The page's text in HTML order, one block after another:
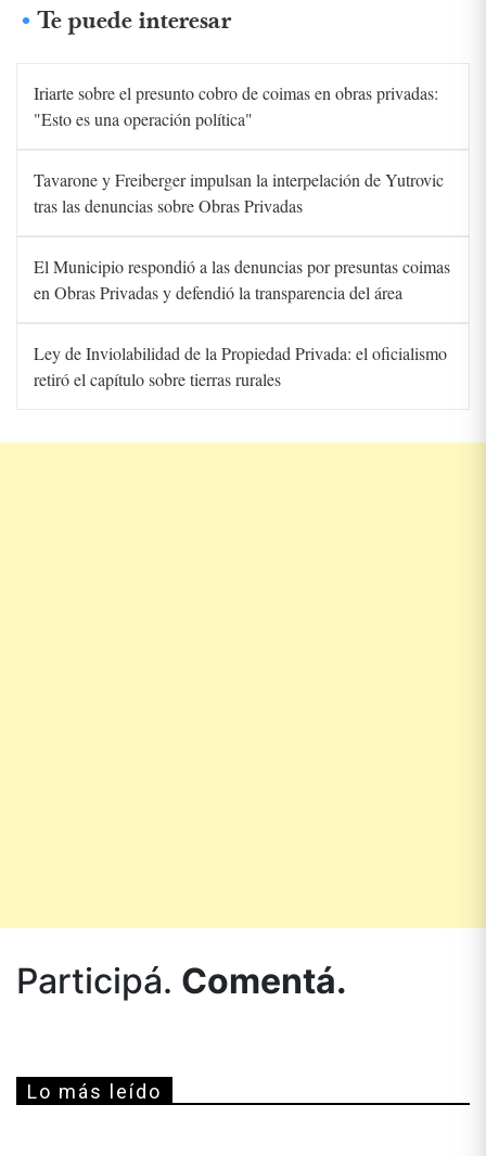
Te puede interesar
Iriarte sobre el presunto cobro de coimas en obras privadas:
"Esto es una operación política"
Tavarone y Freiberger impulsan la interpelación de Yutrovic
tras las denuncias sobre Obras Privadas
El Municipio respondió a las denuncias por presuntas coimas
en Obras Privadas y defendió la transparencia del área
Ley de Inviolabilidad de la Propiedad Privada: el oficialismo
retiró el capítulo sobre tierras rurales
Participá. Comentá.
Lo más leído